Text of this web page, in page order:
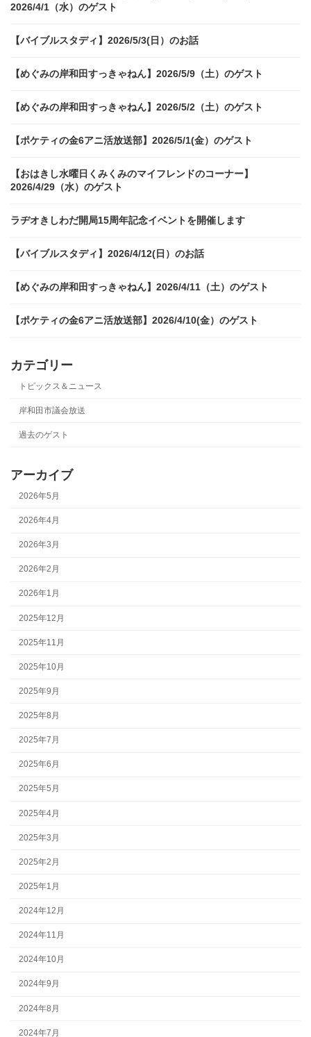
2026/4/1（水）のゲスト
【バイブルスタディ】2026/5/3(日）のお話
【めぐみの岸和田すっきゃねん】2026/5/9（土）のゲスト
【めぐみの岸和田すっきゃねん】2026/5/2（土）のゲスト
【ポケティの金6アニ活放送部】2026/5/1(金）のゲスト
【おはきし水曜日くみくみのマイフレンドのコーナー】
2026/4/29（水）のゲスト
ラヂオきしわだ開局15周年記念イベントを開催します
【バイブルスタディ】2026/4/12(日）のお話
【めぐみの岸和田すっきゃねん】2026/4/11（土）のゲスト
【ポケティの金6アニ活放送部】2026/4/10(金）のゲスト
カテゴリー
トピックス＆ニュース
岸和田市議会放送
過去のゲスト
アーカイブ
2026年5月
2026年4月
2026年3月
2026年2月
2026年1月
2025年12月
2025年11月
2025年10月
2025年9月
2025年8月
2025年7月
2025年6月
2025年5月
2025年4月
2025年3月
2025年2月
2025年1月
2024年12月
2024年11月
2024年10月
2024年9月
2024年8月
2024年7月